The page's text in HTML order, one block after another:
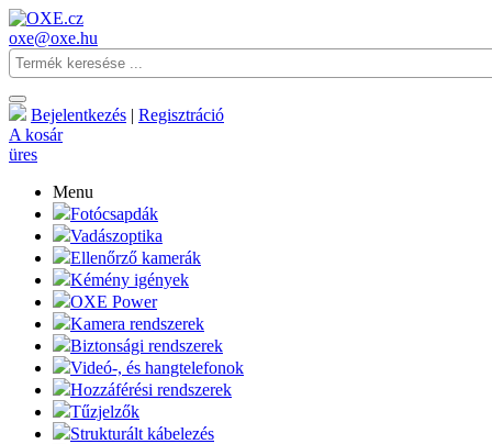
oxe@oxe.hu
Bejelentkezés | Regisztráció
A kosár
üres
Menu
Fotócsapdák
Vadászoptika
Ellenőrző kamerák
Kémény igények
OXE Power
Kamera rendszerek
Biztonsági rendszerek
Videó-, és hangtelefonok
Hozzáférési rendszerek
Tűzjelzők
Strukturált kábelezés